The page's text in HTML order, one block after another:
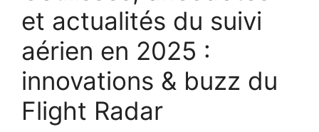
et actualités du suivi
aérien en 2025 :
innovations & buzz du
Flight Radar